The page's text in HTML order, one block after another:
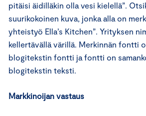
pitäisi äidilläkin olla vesi kielellä”.
suurikokoinen kuva, jonka alla on
yhteistyö Ella’s Kitchen”. Yrityksen
kellertävällä värillä. Merkinnän fontti
blogitekstin fontti ja fontti on
blogitekstin teksti.
Markkinoijan vastaus